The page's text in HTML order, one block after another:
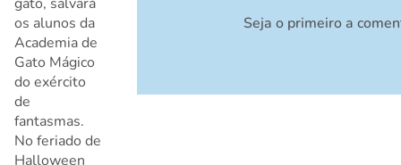
os alunos da
Academia de
Gato Mágico
do exército
de
fantasmas.
No feriado de
Halloween
Seja o primeiro a
Cancelar